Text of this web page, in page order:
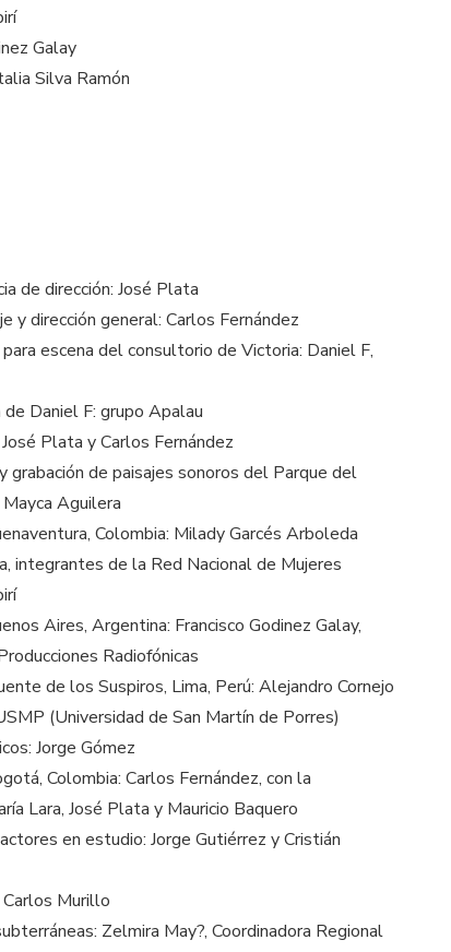
Galay
Silva Ramón
de dirección: José Plata
y dirección general: Carlos Fernández
escena del consultorio de Victoria: Daniel F,
Daniel F: grupo Apalau
Plata y Carlos Fernández
grabación de paisajes sonoros del Parque del
Aguilera
Colombia: Milady Garcés Arboleda
integrantes de la Red Nacional de Mujeres
Aires, Argentina: Francisco Godinez Galay,
Radiofónicas
de los Suspiros, Lima, Perú: Alejandro Cornejo
(Universidad de San Martín de Porres)
Jorge Gómez
Colombia: Carlos Fernández, con la
Lara, José Plata y Mauricio Baquero
en estudio: Jorge Gutiérrez y Cristián
Carlos Murillo
Zelmira May?, Coordinadora Regional